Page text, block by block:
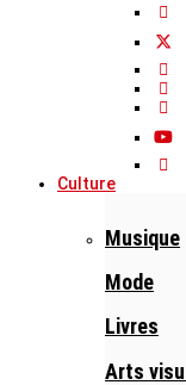
Culture
Musique
Mode
Livres
Arts